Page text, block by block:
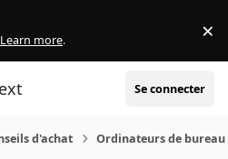
Learn more. ×
Se connecter
d'achat Ordinateurs de bureau